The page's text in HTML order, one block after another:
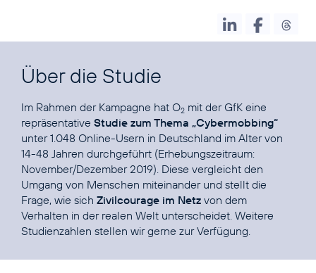
Über die Studie
Im Rahmen der Kampagne hat O2 mit der GfK eine
repräsentative Studie zum Thema „Cybermobbing“
unter 1.048 Online-Usern in Deutschland im Alter von
14-48 Jahren durchgeführt (Erhebungszeitraum:
November/Dezember 2019). Diese vergleicht den
Umgang von Menschen miteinander und stellt die
Frage, wie sich Zivilcourage im Netz von dem
Verhalten in der realen Welt unterscheidet. Weitere
Studienzahlen stellen wir gerne zur Verfügung.